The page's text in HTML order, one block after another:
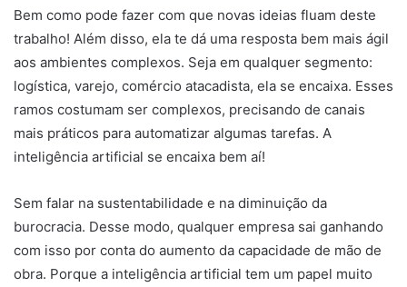
Bem como pode fazer com que novas ideias fluam deste
trabalho! Além disso, ela te dá uma resposta bem mais ágil
aos ambientes complexos. Seja em qualquer segmento:
logística, varejo, comércio atacadista, ela se encaixa. Esses
ramos costumam ser complexos, precisando de canais
mais práticos para automatizar algumas tarefas. A
inteligência artificial se encaixa bem aí!
Sem falar na sustentabilidade e na diminuição da
burocracia. Desse modo, qualquer empresa sai ganhando
com isso por conta do aumento da capacidade de mão de
obra. Porque a inteligência artificial tem um papel muito